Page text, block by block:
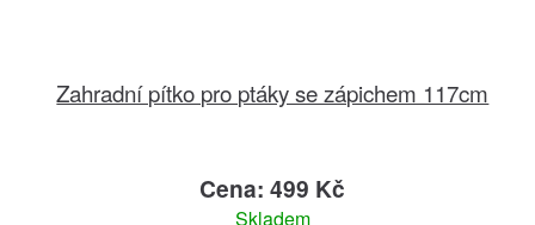
Zahradní pítko pro ptáky se zápichem 117cm
Cena: 499 Kč
Skladem